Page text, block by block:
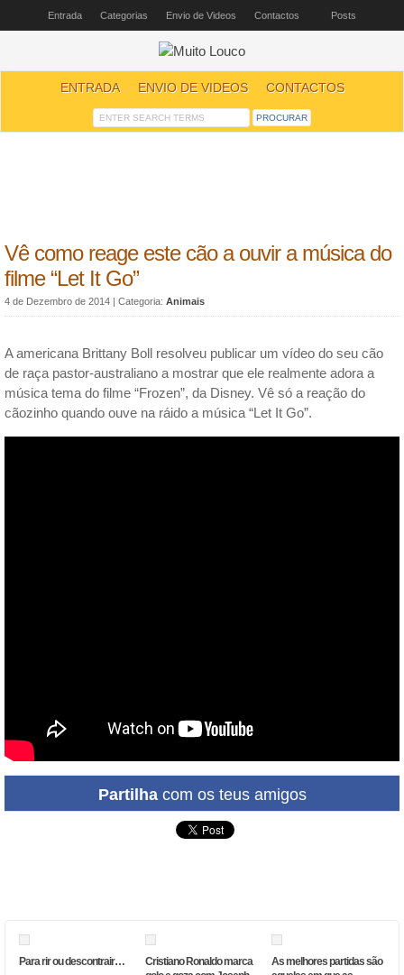
Entrada Categorias Envio de Videos Contactos Posts
ENTRADA ENVIO DE VIDEOS CONTACTOS
Vê como reage este cão a ouvir a música do
filme “Let It Go”
4 de Dezembro de 2014 | Categoria: Animais
A americana Brittany Boll resolveu publicar um vídeo do seu cão
de raça pastor-australiano a mostrar que ele realmente adora a
música tema do filme “Frozen”, da Disney. Vê só a reação do
cãozinho quando ouve na ráido a música “Let It Go”.
Partilhacom os teus amigos
Para rir ou descontrair…
Cristiano Ronaldo marca
As melhores partidas são